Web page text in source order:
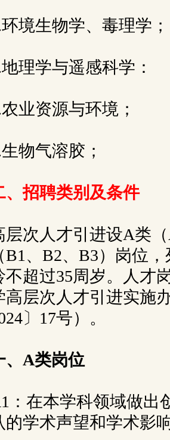
境生物学、毒理学
理学与遥感科学：
业资源与环境；
物气溶胶；
、招聘类别及条件
层次人才引进设A类
B1、B2、B3）岗位
不超过35周岁。人才
高层次人才引进实施
〕17号）。
、A类岗位
：在本学科领域做出
的学术声望和学术影